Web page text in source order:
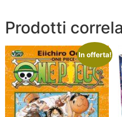
Prodotti
In offerta!